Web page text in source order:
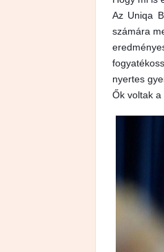
Az Uniqa
számára
nyertes
Ők voltak a